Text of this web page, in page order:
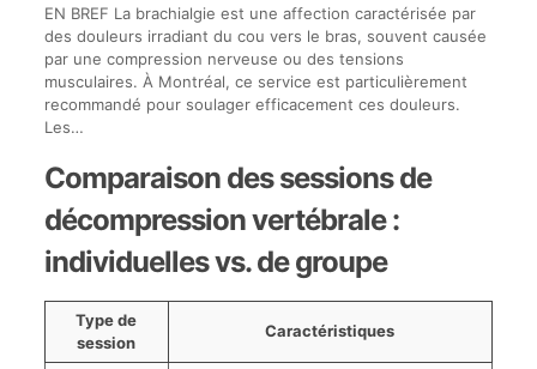
EN BREF La brachialgie est une affection caractérisée par
des douleurs irradiant du cou vers le bras, souvent causée
par une compression nerveuse ou des tensions
musculaires. À Montréal, ce service est particulièrement
recommandé pour soulager efficacement ces douleurs.
Les…
Comparaison des sessions de
décompression vertébrale :
individuelles vs. de groupe
Type de
session
Caractéristiques